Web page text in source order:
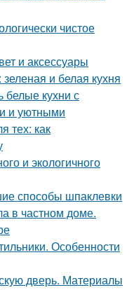
чистое
и аксессуары
и белая кухня
белые кухни с
и уютными
тех: как
и экологичного
способы шпаклевки
в частном доме.
Особенности
дверь. Материалы